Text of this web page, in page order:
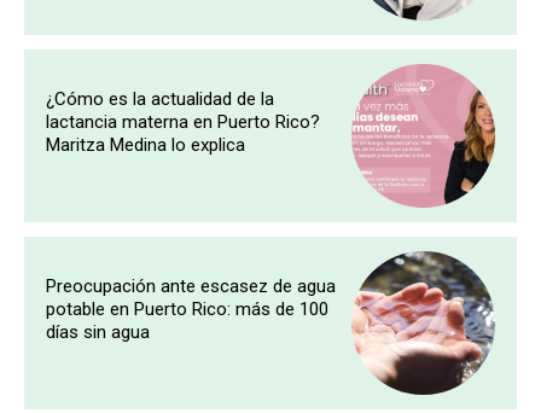
¿Cómo es la actualidad de la
lactancia materna en Puerto Rico?
Maritza Medina lo explica
Preocupación ante escasez de agua
potable en Puerto Rico: más de 100
días sin agua